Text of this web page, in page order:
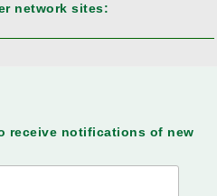
network sites:
receive notifications of new